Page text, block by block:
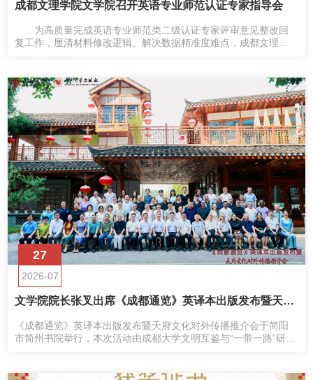
成都文理学院文学院召开英语专业师范认证专家指导会
为高质量完成英语专业师范类二级认证专家评审意见整改回
复工作，厘清材料修改逻辑、解决数据精准度难点，成都文理学
27
2026-07
文学院院长张叉出席《成都通览》英译本出版发布暨天府文化对外传播推介会
《成都通览》英译本出版发布暨天府文化对外传播推介会于简阳
市简州书院举行，本次活动由成都大学文明互鉴与“一带一路”研究